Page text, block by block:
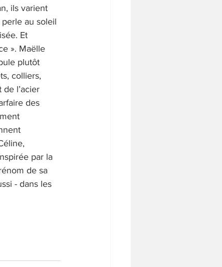
ils varient
au soleil
Et
». Maëlle
plutôt
colliers,
l’acier
des
par la
de sa
- dans les